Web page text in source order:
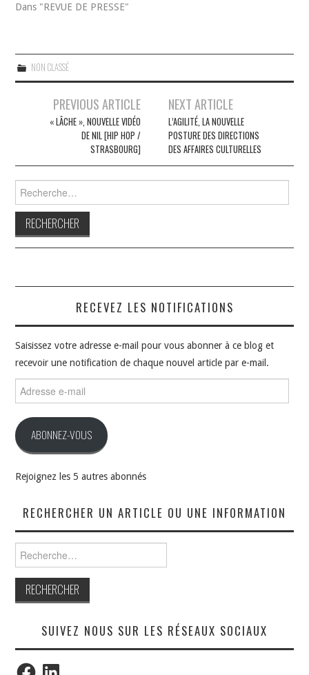
Dans "REVUE DE PRESSE"
NON CLASSÉ
NavigationPREVIOUS ARTICLE
« LÂCHE », NOUVELLE VIDÉO
DE NIL [HIP HOP /
STRASBOURG]
NEXT ARTICLE
L’AGILITÉ, LA NOUVELLE
POSTURE DES DIRECTIONS
DES AFFAIRES CULTURELLES
RECEVEZ LES NOTIFICATIONS
Saisissez votre adresse e-mail pour vous abonner à ce blog et
recevoir une notification de chaque nouvel article par e-mail.
e-
ABONNEZ-VOUS
Rejoignez les 5 autres abonnés
RECHERCHER UN ARTICLE OU UNE INFORMATION
SUIVEZ NOUS SUR LES RÉSEAUX SOCIAUX
FacebookLinkedIn